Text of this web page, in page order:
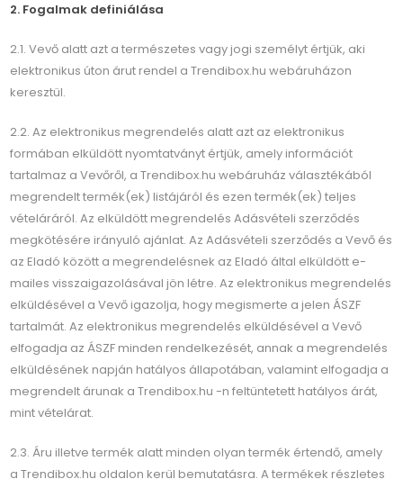
2. Fogalmak definiálása
2.1. Vevő alatt azt a természetes vagy jogi személyt értjük, aki
elektronikus úton árut rendel a Trendibox.hu webáruházon
keresztül.
2.2. Az elektronikus megrendelés alatt azt az elektronikus
formában elküldött nyomtatványt értjük, amely információt
tartalmaz a Vevőről, a Trendibox.hu webáruház választékából
megrendelt termék(ek) listájáról és ezen termék(ek) teljes
vételáráról. Az elküldött megrendelés Adásvételi szerződés
megkötésére irányuló ajánlat. Az Adásvételi szerződés a Vevő és
az Eladó között a megrendelésnek az Eladó által elküldött e-
mailes visszaigazolásával jön létre. Az elektronikus megrendelés
elküldésével a Vevő igazolja, hogy megismerte a jelen ÁSZF
tartalmát. Az elektronikus megrendelés elküldésével a Vevő
elfogadja az ÁSZF minden rendelkezését, annak a megrendelés
elküldésének napján hatályos állapotában, valamint elfogadja a
megrendelt árunak a Trendibox.hu -n feltüntetett hatályos árát,
mint vételárat.
2.3. Áru illetve termék alatt minden olyan termék értendő, amely
a Trendibox.hu oldalon kerül bemutatásra. A termékek részletes